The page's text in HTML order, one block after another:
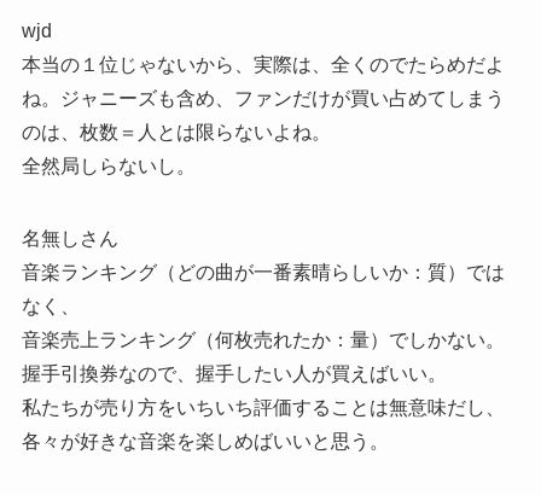
wjd
本当の１位じゃないから、実際は、全くのでたらめだよ
ね。ジャニーズも含め、ファンだけが買い占めてしまう
のは、枚数＝人とは限らないよね。
全然局しらないし。
名無しさん
音楽ランキング（どの曲が一番素晴らしいか：質）では
なく、
音楽売上ランキング（何枚売れたか：量）でしかない。
握手引換券なので、握手したい人が買えばいい。
私たちが売り方をいちいち評価することは無意味だし、
各々が好きな音楽を楽しめばいいと思う。